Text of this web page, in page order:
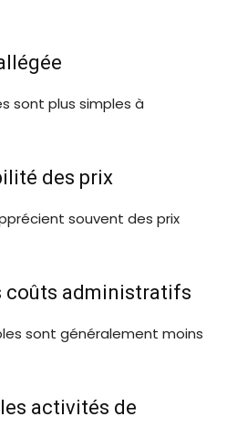
sont plus simples à
des prix
souvent des prix
coûts administratifs
sont généralement moins
activités de